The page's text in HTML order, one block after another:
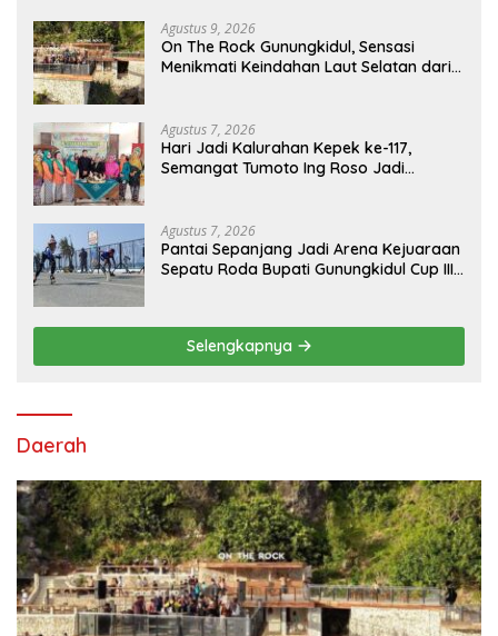
Agustus 9, 2026
On The Rock Gunungkidul, Sensasi
Menikmati Keindahan Laut Selatan dari
Agustus 7, 2026
Hari Jadi Kalurahan Kepek ke-117,
Semangat Tumoto Ing Roso Jadi
Agustus 7, 2026
Pantai Sepanjang Jadi Arena Kejuaraan
Sepatu Roda Bupati Gunungkidul Cup III
Selengkapnya
Daerah